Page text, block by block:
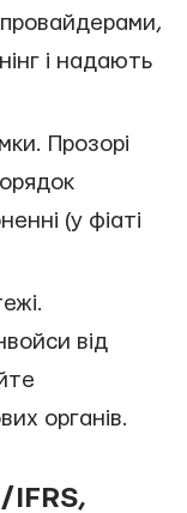
і надають
Прозорі
(у фіаті
від
органів.
IFRS,